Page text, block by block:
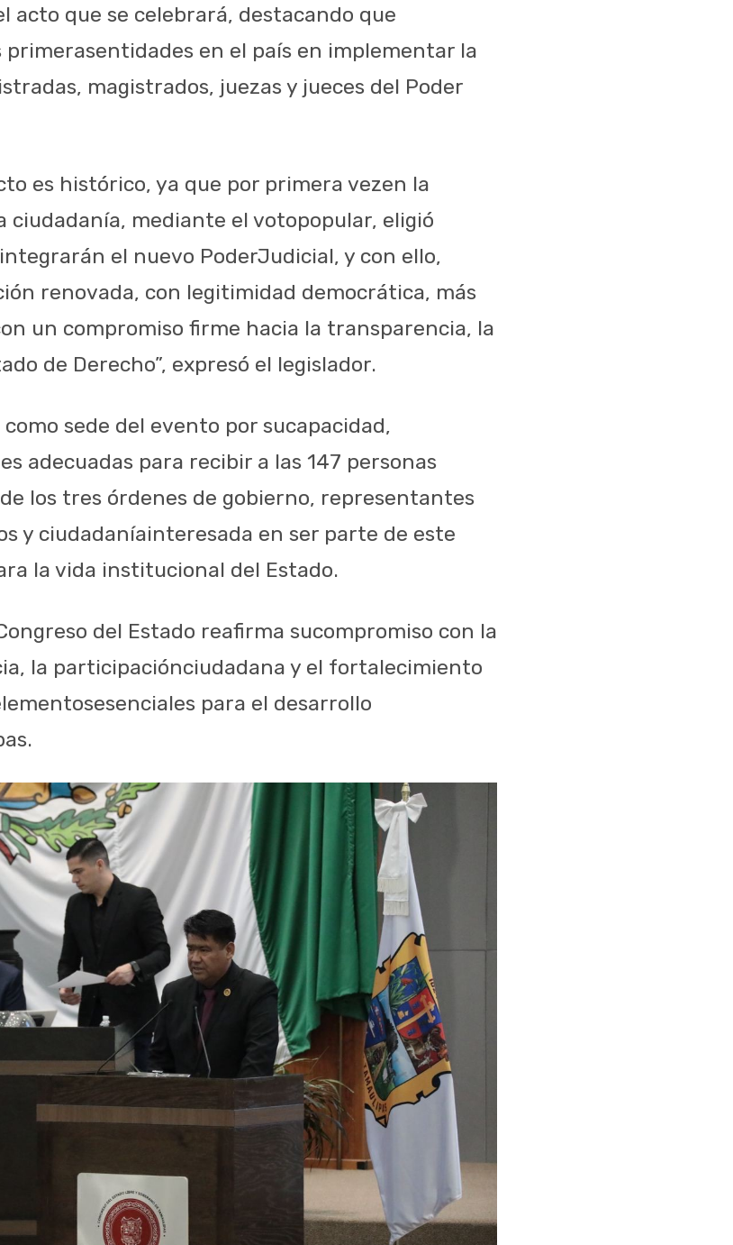
acto que se celebrará, destacando que
primerasentidades en el país en implementar la
, magistrados, juezasy jueces del Poder
es histórico, ya que por primera vezen la
ciudadanía, mediante el votopopular, eligió
integrarán el nuevo PoderJudicial, y con ello,
renovada, con legitimidad democrática, más
un compromiso firme hacia la transparencia, la
de Derecho”, expresó el legislador.
como sede del evento por sucapacidad,
adecuadas para recibir a las 147 personas
de los tres órdenes de gobierno, representantes
y ciudadaníainteresada en ser parte de este
la vida institucional del Estado.
del Estado reafirma sucompromiso con la
, la participaciónciudadana y el fortalecimiento
esenciales para el desarrollo